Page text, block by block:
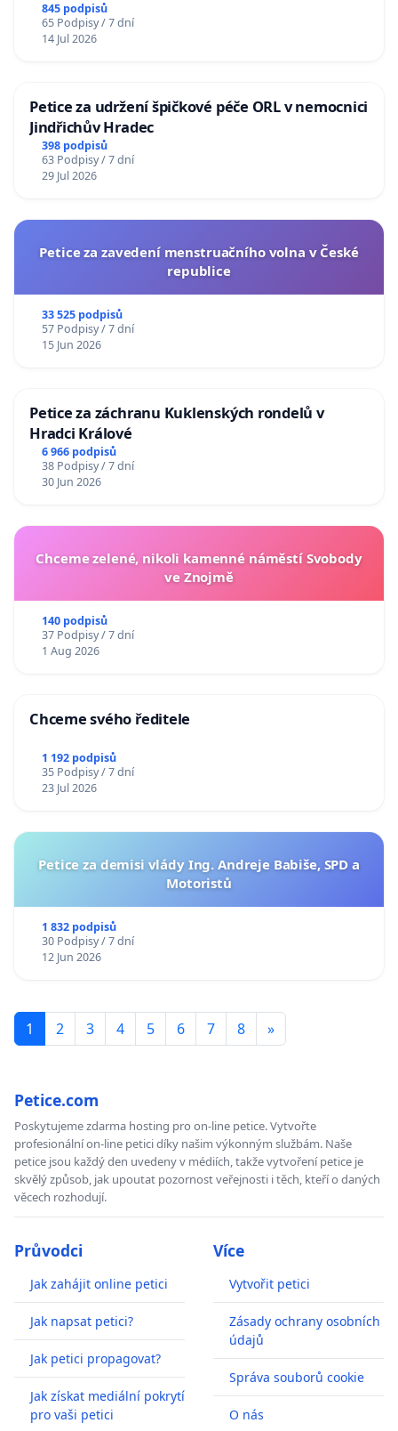
845 podpisů
65 Podpisy / 7 dní
14 Jul 2026
Petice za udržení špičkové péče ORL v nemocnici
Jindřichův Hradec
398 podpisů
63 Podpisy / 7 dní
29 Jul 2026
Petice za zavedení menstruačního volna v České
republice
33 525 podpisů
57 Podpisy / 7 dní
15 Jun 2026
Petice za záchranu Kuklenských rondelů v
Hradci Králové
6 966 podpisů
38 Podpisy / 7 dní
30 Jun 2026
Chceme zelené, nikoli kamenné náměstí Svobody
ve Znojmě
140 podpisů
37 Podpisy / 7 dní
1 Aug 2026
Chceme svého ředitele
1 192 podpisů
35 Podpisy / 7 dní
23 Jul 2026
Petice za demisi vlády Ing. Andreje Babiše, SPD a
Motoristů
1 832 podpisů
30 Podpisy / 7 dní
12 Jun 2026
1 2 3 4 5 6 7 8 »
Petice.com
Poskytujeme zdarma hosting pro on-line petice. Vytvořte
profesionální on-line petici díky našim výkonným službám. Naše
petice jsou každý den uvedeny v médiích, takže vytvoření petice je
skvělý způsob, jak upoutat pozornost veřejnosti i těch, kteří o daných
věcech rozhodují.
Průvodci
Jak zahájit online petici
Jak napsat petici?
Jak petici propagovat?
Jak získat mediální pokrytí
pro vaši petici
Více
Vytvořit petici
Zásady ochrany osobních
údajů
Správa souborů cookie
O nás